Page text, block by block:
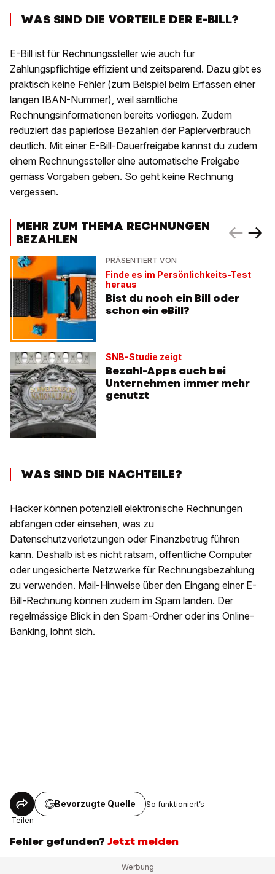
WAS SIND DIE VORTEILE DER E-BILL?
E-Bill ist für Rechnungssteller wie auch für
Zahlungspflichtige effizient und zeitsparend. Dazu gibt es
praktisch keine Fehler (zum Beispiel beim Erfassen einer
langen IBAN-Nummer), weil sämtliche
Rechnungsinformationen bereits vorliegen. Zudem
reduziert das papierlose Bezahlen der Papierverbrauch
deutlich. Mit einer E-Bill-Dauerfreigabe kannst du zudem
einem Rechnungssteller eine automatische Freigabe
gemäss Vorgaben geben. So geht keine Rechnung
vergessen.
MEHR ZUM THEMA RECHNUNGEN
BEZAHLEN
PRÄSENTIERT VON
Finde es im Persönlichkeits-Test
heraus
Bist du noch ein Bill oder
schon ein eBill?
SNB-Studie zeigt
Bezahl-Apps auch bei
Unternehmen immer mehr
genutzt
WAS SIND DIE NACHTEILE?
Hacker können potenziell elektronische Rechnungen
abfangen oder einsehen, was zu
Datenschutzverletzungen oder Finanzbetrug führen
kann. Deshalb ist es nicht ratsam, öffentliche Computer
oder ungesicherte Netzwerke für Rechnungsbezahlung
zu verwenden. Mail-Hinweise über den Eingang einer E-
Bill-Rechnung können zudem im Spam landen. Der
regelmässige Blick in den Spam-Ordner oder ins Online-
Banking, lohnt sich.
Teilen
Bevorzugte Quelle So funktioniert’s
Fehler gefunden? Jetzt melden